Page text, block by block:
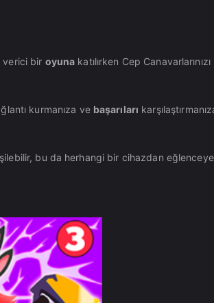
verici bir oyuna katılırken Cep Canavarlarınızı
kurmanıza ve başarıları
bu da herhangi bir cihazdan eğlenceye